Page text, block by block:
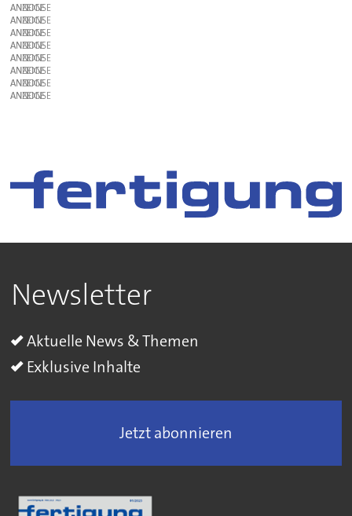
ANZEIGE
ANZEIGE
ANZEIGE
ANZEIGE
ANZEIGE
ANZEIGE
ANZEIGE
ANZEIGE
Newsletter
Aktuelle News & Themen
Exklusive Inhalte
Jetzt abonnieren